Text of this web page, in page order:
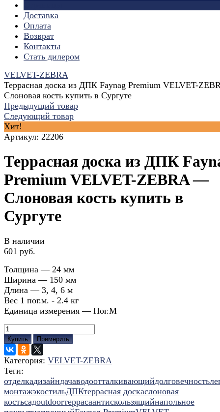
Доставка
Оплата
Возврат
Контакты
Стать дилером
VELVET-ZEBRA
Террасная доска из ДПК Faynag Premium VELVET-
Слоновая кость купить в Сургуте
Предыдущий товар
Следующий товар
Хит!
Артикул: 22206
Террасная доска из ДПК
Premium VELVET-ZEBRA —
Слоновая кость купить в
Сургуте
В наличии
601 руб.
Толщина — 24 мм
Ширина — 150 мм
Длина — 3, 4, 6 м
Вес 1 пог.м. - 2.4 кг
Единица измерения — Пог.М
Купить Примерить
Категория: VELVET-ZEBRA
Теги:
отделкадизайндачаводоотталкивающийдолговечность
монтажэкостильДПКтеррасная доскаслоновая
костьсадoutdoorтеррасаантискользящийнапольное